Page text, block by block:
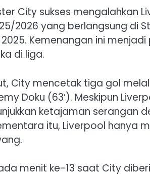
City sukses mengalahkan
2026 yang berlangsung di
Kemenangan ini
di liga.
City mencetak tiga gol
Doku (63′). Meskipun
ketajaman serangan
itu, Liverpool hanya
menit ke-13 saat City